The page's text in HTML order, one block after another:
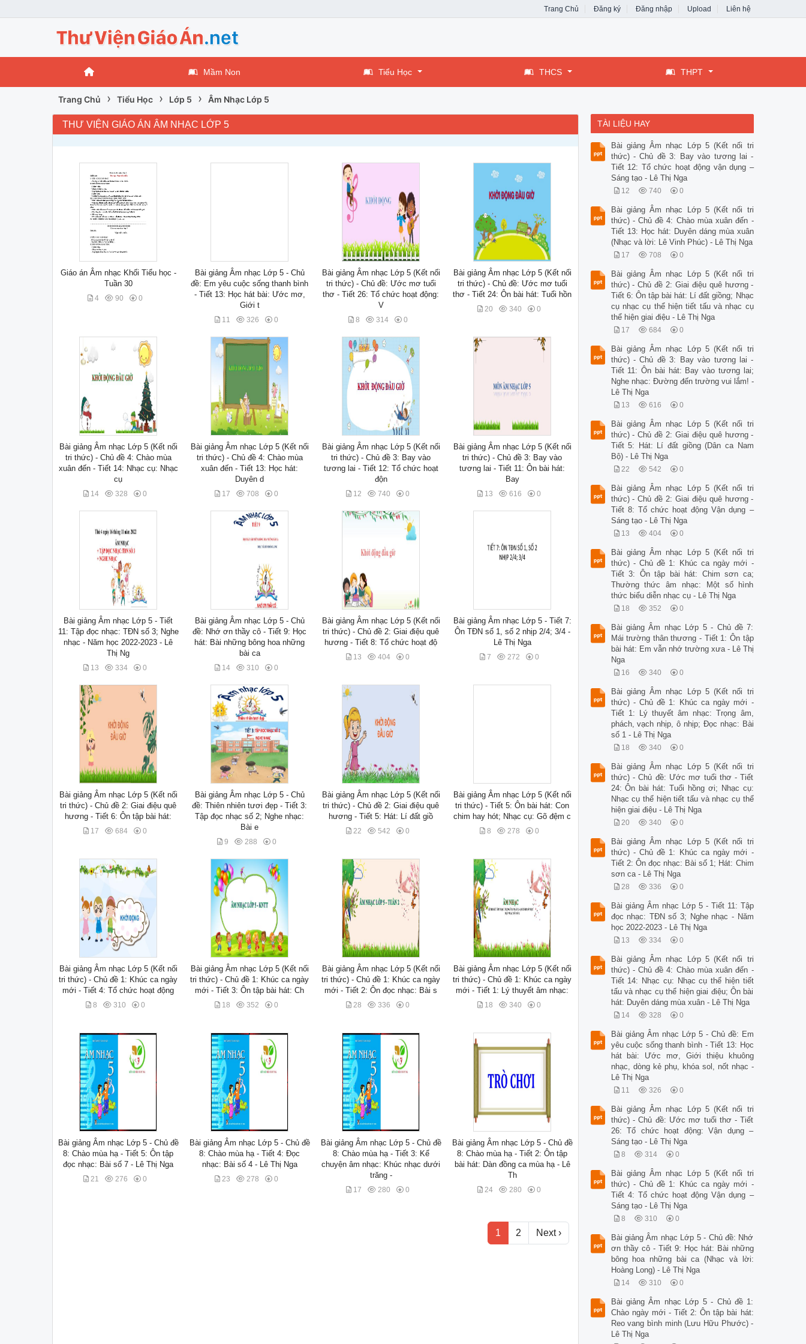
Trang Chủ Đăng ký Đăng nhập Upload Liên hệ
Mầm Non Tiểu Học THCS THPT
Trang Chủ › Tiểu Học › Lớp 5 › Âm Nhạc Lớp 5
THƯ VIỆN GIÁO ÁN ÂM NHẠC LỚP 5
Giáo án Âm nhạc Khối Tiểu học -
Tuần 30
4 90 0
Bài giảng Âm nhạc Lớp 5 - Chủ
đề: Em yêu cuộc sống thanh bình
- Tiết 13: Học hát bài: Ước mơ,
Giới t
11 326 0
Bài giảng Âm nhạc Lớp 5 (Kết nối
tri thức) - Chủ đề: Ước mơ tuổi
thơ - Tiết 26: Tổ chức hoạt động:
V
8 314 0
Bài giảng Âm nhạc Lớp 5 (Kết nối
tri thức) - Chủ đề: Ước mơ tuổi
thơ - Tiết 24: Ôn bài hát: Tuổi hồn
20 340 0
Bài giảng Âm nhạc Lớp 5 (Kết nối
tri thức) - Chủ đề 4: Chào mùa
xuân đến - Tiết 14: Nhạc cụ: Nhạc
cụ
14 328 0
Bài giảng Âm nhạc Lớp 5 (Kết nối
tri thức) - Chủ đề 4: Chào mùa
xuân đến - Tiết 13: Học hát:
Duyên d
17 708 0
Bài giảng Âm nhạc Lớp 5 (Kết nối
tri thức) - Chủ đề 3: Bay vào
tương lai - Tiết 12: Tổ chức hoạt
độn
12 740 0
Bài giảng Âm nhạc Lớp 5 (Kết nối
tri thức) - Chủ đề 3: Bay vào
tương lai - Tiết 11: Ôn bài hát:
Bay
13 616 0
Bài giảng Âm nhạc Lớp 5 - Tiết
11: Tập đọc nhạc: TĐN số 3; Nghe
nhạc - Năm học 2022-2023 - Lê
Thị Ng
13 334 0
Bài giảng Âm nhạc Lớp 5 - Chủ
đề: Nhớ ơn thầy cô - Tiết 9: Học
hát: Bài những bông hoa những
bài ca
14 310 0
Bài giảng Âm nhạc Lớp 5 (Kết nối
tri thức) - Chủ đề 2: Giai điệu quê
hương - Tiết 8: Tổ chức hoạt độ
13 404 0
Bài giảng Âm nhạc Lớp 5 - Tiết 7:
Ôn TĐN số 1, số 2 nhịp 2/4; 3/4 -
Lê Thị Nga
7 272 0
Bài giảng Âm nhạc Lớp 5 (Kết nối
tri thức) - Chủ đề 2: Giai điệu quê
hương - Tiết 6: Ôn tập bài hát:
17 684 0
Bài giảng Âm nhạc Lớp 5 - Chủ
đề: Thiên nhiên tươi đẹp - Tiết 3:
Tập đọc nhạc số 2; Nghe nhạc:
Bài e
9 288 0
Bài giảng Âm nhạc Lớp 5 (Kết nối
tri thức) - Chủ đề 2: Giai điệu quê
hương - Tiết 5: Hát: Lí đất giồ
22 542 0
Bài giảng Âm nhạc Lớp 5 (Kết nối
tri thức) - Tiết 5: Ôn bài hát: Con
chim hay hót; Nhạc cụ: Gõ đệm c
8 278 0
Bài giảng Âm nhạc Lớp 5 (Kết nối
tri thức) - Chủ đề 1: Khúc ca ngày
mới - Tiết 4: Tổ chức hoạt động
8 310 0
Bài giảng Âm nhạc Lớp 5 (Kết nối
tri thức) - Chủ đề 1: Khúc ca ngày
mới - Tiết 3: Ôn tập bài hát: Ch
18 352 0
Bài giảng Âm nhạc Lớp 5 (Kết nối
tri thức) - Chủ đề 1: Khúc ca ngày
mới - Tiết 2: Ôn đọc nhạc: Bài s
28 336 0
Bài giảng Âm nhạc Lớp 5 (Kết nối
tri thức) - Chủ đề 1: Khúc ca ngày
mới - Tiết 1: Lý thuyết âm nhạc:
18 340 0
Bài giảng Âm nhạc Lớp 5 - Chủ đề
8: Chào mùa hạ - Tiết 5: Ôn tập
đọc nhạc: Bài số 7 - Lê Thị Nga
21 276 0
Bài giảng Âm nhạc Lớp 5 - Chủ đề
8: Chào mùa hạ - Tiết 4: Đọc
nhạc: Bài số 4 - Lê Thị Nga
23 278 0
Bài giảng Âm nhạc Lớp 5 - Chủ đề
8: Chào mùa hạ - Tiết 3: Kể
chuyện âm nhạc: Khúc nhạc dưới
trăng -
17 280 0
Bài giảng Âm nhạc Lớp 5 - Chủ đề
8: Chào mùa hạ - Tiết 2: Ôn tập
bài hát: Dàn đồng ca mùa hạ - Lê
Th
24 280 0
1 2 Next ›
TÀI LIỆU HAY
Bài giảng Âm nhạc Lớp 5 (Kết nối tri
thức) - Chủ đề 3: Bay vào tương lai -
Tiết 12: Tổ chức hoạt động vận dụng –
Sáng tạo - Lê Thị Nga
12 740 0
Bài giảng Âm nhạc Lớp 5 (Kết nối tri
thức) - Chủ đề 4: Chào mùa xuân đến -
Tiết 13: Học hát: Duyên dáng mùa xuân
(Nhạc và lời: Lê Vinh Phúc) - Lê Thị Nga
17 708 0
Bài giảng Âm nhạc Lớp 5 (Kết nối tri
thức) - Chủ đề 2: Giai điệu quê hương -
Tiết 6: Ôn tập bài hát: Lí đất giồng; Nhạc
cụ nhạc cụ thể hiện tiết tấu và nhạc cụ
thể hiện giai điệu - Lê Thị Nga
17 684 0
Bài giảng Âm nhạc Lớp 5 (Kết nối tri
thức) - Chủ đề 3: Bay vào tương lai -
Tiết 11: Ôn bài hát: Bay vào tương lai;
Nghe nhạc: Đường đến trường vui lắm! -
Lê Thị Nga
13 616 0
Bài giảng Âm nhạc Lớp 5 (Kết nối tri
thức) - Chủ đề 2: Giai điệu quê hương -
Tiết 5: Hát: Lí đất giồng (Dân ca Nam
Bộ) - Lê Thị Nga
22 542 0
Bài giảng Âm nhạc Lớp 5 (Kết nối tri
thức) - Chủ đề 2: Giai điệu quê hương -
Tiết 8: Tổ chức hoạt động Vận dụng –
Sáng tạo - Lê Thị Nga
13 404 0
Bài giảng Âm nhạc Lớp 5 (Kết nối tri
thức) - Chủ đề 1: Khúc ca ngày mới -
Tiết 3: Ôn tập bài hát: Chim sơn ca;
Thường thức âm nhạc: Một số hình
thức biểu diễn nhạc cụ - Lê Thị Nga
18 352 0
Bài giảng Âm nhạc Lớp 5 - Chủ đề 7:
Mái trường thân thương - Tiết 1: Ôn tập
bài hát: Em vẫn nhớ trường xưa - Lê Thị
Nga
16 340 0
Bài giảng Âm nhạc Lớp 5 (Kết nối tri
thức) - Chủ đề 1: Khúc ca ngày mới -
Tiết 1: Lý thuyết âm nhạc: Trọng âm,
phách, vạch nhịp, ô nhịp; Đọc nhạc: Bài
số 1 - Lê Thị Nga
18 340 0
Bài giảng Âm nhạc Lớp 5 (Kết nối tri
thức) - Chủ đề: Ước mơ tuổi thơ - Tiết
24: Ôn bài hát: Tuổi hồng ơi; Nhạc cụ:
Nhạc cụ thể hiện tiết tấu và nhạc cụ thể
hiện giai điệu - Lê Thị Nga
20 340 0
Bài giảng Âm nhạc Lớp 5 (Kết nối tri
thức) - Chủ đề 1: Khúc ca ngày mới -
Tiết 2: Ôn đọc nhạc: Bài số 1; Hát: Chim
sơn ca - Lê Thị Nga
28 336 0
Bài giảng Âm nhạc Lớp 5 - Tiết 11: Tập
đọc nhạc: TĐN số 3; Nghe nhạc - Năm
học 2022-2023 - Lê Thị Nga
13 334 0
Bài giảng Âm nhạc Lớp 5 (Kết nối tri
thức) - Chủ đề 4: Chào mùa xuân đến -
Tiết 14: Nhạc cụ: Nhạc cụ thể hiện tiết
tấu và nhạc cụ thể hiện giai điệu; Ôn bài
hát: Duyên dáng mùa xuân - Lê Thị Nga
14 328 0
Bài giảng Âm nhạc Lớp 5 - Chủ đề: Em
yêu cuộc sống thanh bình - Tiết 13: Học
hát bài: Ước mơ, Giới thiệu khuông
nhạc, dòng kẻ phụ, khóa sol, nốt nhạc -
Lê Thị Nga
11 326 0
Bài giảng Âm nhạc Lớp 5 (Kết nối tri
thức) - Chủ đề: Ước mơ tuổi thơ - Tiết
26: Tổ chức hoạt động: Vận dụng –
Sáng tạo - Lê Thị Nga
8 314 0
Bài giảng Âm nhạc Lớp 5 (Kết nối tri
thức) - Chủ đề 1: Khúc ca ngày mới -
Tiết 4: Tổ chức hoạt động Vận dụng –
Sáng tạo - Lê Thị Nga
8 310 0
Bài giảng Âm nhạc Lớp 5 - Chủ đề: Nhớ
ơn thầy cô - Tiết 9: Học hát: Bài những
bông hoa những bài ca (Nhạc và lời:
Hoàng Long) - Lê Thị Nga
14 310 0
Bài giảng Âm nhạc Lớp 5 - Chủ đề 1:
Chào ngày mới - Tiết 2: Ôn tập bài hát:
Reo vang bình minh (Lưu Hữu Phước) -
Lê Thị Nga